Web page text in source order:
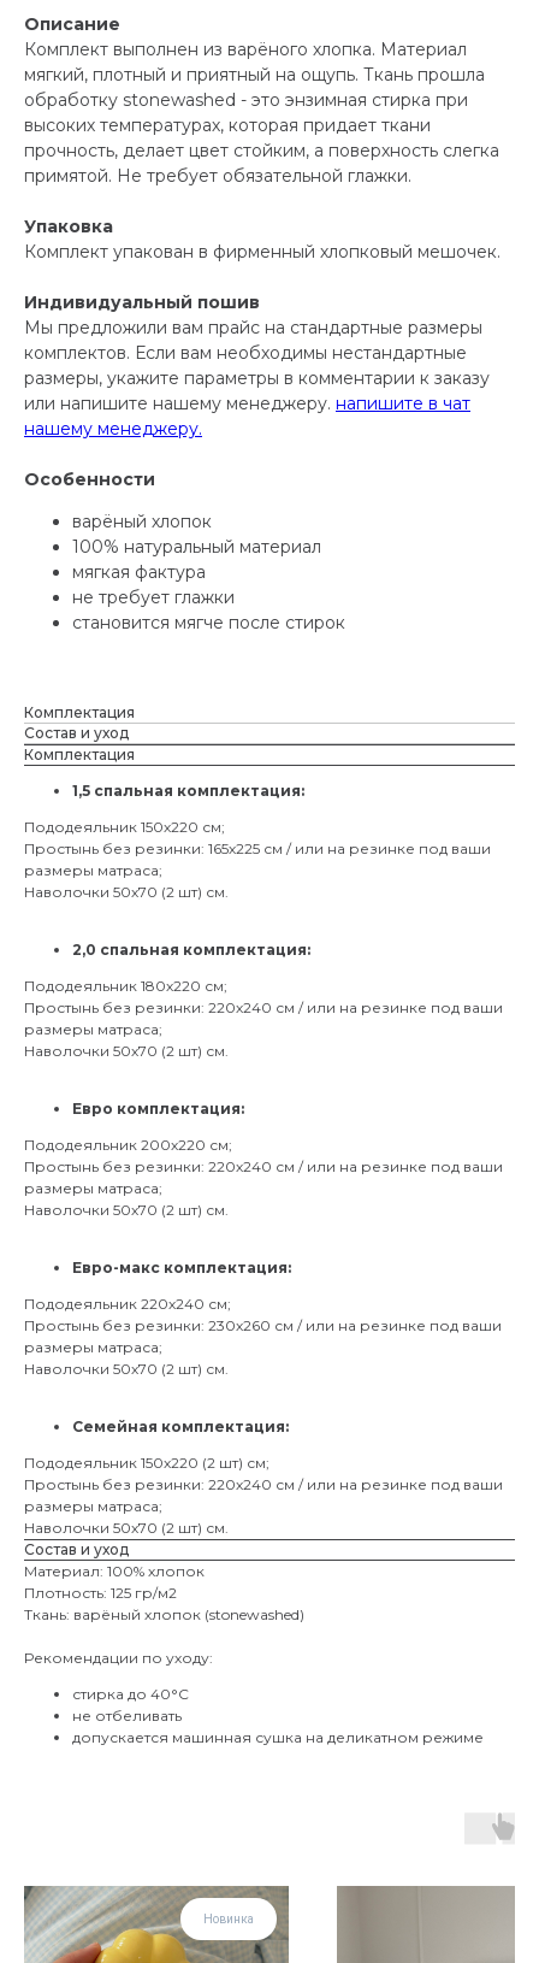
Описание
Комплект выполнен из варёного хлопка. Материал
мягкий, плотный и приятный на ощупь. Ткань прошла
обработку stonewashed - это энзимная стирка при
высоких температурах, которая придает ткани
прочность, делает цвет стойким, а поверхность слегка
примятой. Не требует обязательной глажки.
Упаковка
Комплект упакован в фирменный хлопковый мешочек.
Индивидуальный пошив
Мы предложили вам прайс на стандартные размеры
комплектов. Если вам необходимы нестандартные
размеры, укажите параметры в комментарии к заказу
или напишите нашему менеджеру. напишите в чат
нашему менеджеру.
Особенности
варёный хлопок
100% натуральный материал
мягкая фактура
не требует глажки
становится мягче после стирок
Комплектация
Состав и уход
Комплектация
1,5 спальная комплектация:
Пододеяльник 150х220 см;
Простынь без резинки: 165х225 см / или на резинке под ваши
размеры матраса;
Наволочки 50х70 (2 шт) см.
2,0 спальная комплектация:
Пододеяльник 180х220 см;
Простынь без резинки: 220х240 см / или на резинке под ваши
размеры матраса;
Наволочки 50х70 (2 шт) см.
Евро комплектация:
Пододеяльник 200х220 см;
Простынь без резинки: 220х240 см / или на резинке под ваши
размеры матраса;
Наволочки 50х70 (2 шт) см.
Евро-макс комплектация:
Пододеяльник 220х240 см;
Простынь без резинки: 230х260 см / или на резинке под ваши
размеры матраса;
Наволочки 50х70 (2 шт) см.
Семейная комплектация:
Пододеяльник 150х220 (2 шт) см;
Простынь без резинки: 220х240 см / или на резинке под ваши
размеры матраса;
Наволочки 50х70 (2 шт) см.
Состав и уход
Материал: 100% хлопок
Плотность: 125 гр/м2
Ткань: варёный хлопок (stonewashed)
Рекомендации по уходу:
стирка до 40°C
не отбеливать
допускается машинная сушка на деликатном режиме
Новинка